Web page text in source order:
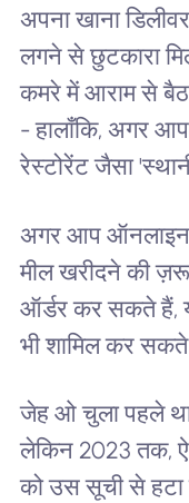
अपना खाना
लगने से छुटकारा
कमरे में आराम से
- हालाँकि, अगर
रेस्टोरेंट जैसा
अगर आप ऑनलाइन
मील खरीदने की
ऑर्डर कर सकते हैं,
भी शामिल कर
जेह ओ चुला पहले
लेकिन 2023 तक,
को उस सूची से हटा